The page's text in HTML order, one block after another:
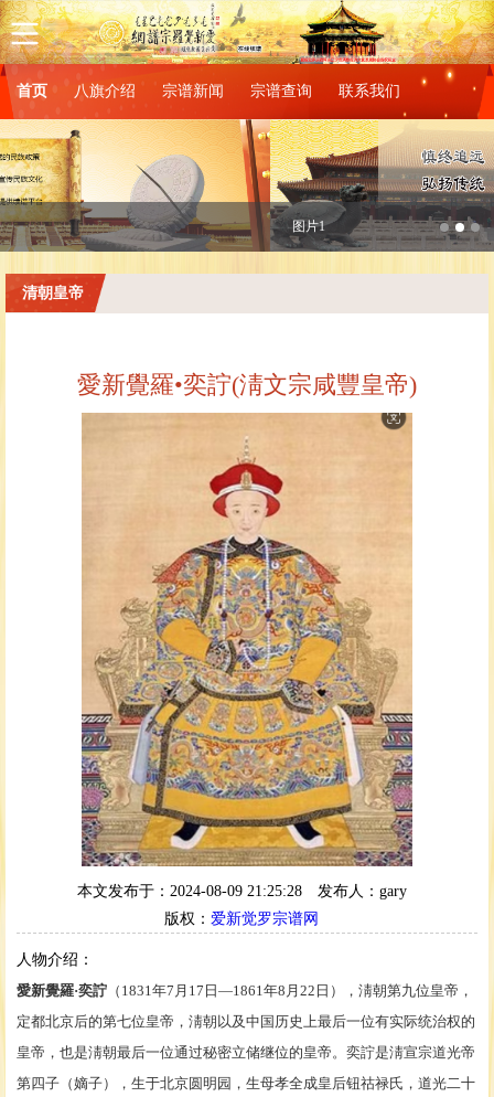
首页 八旗介绍 宗谱新闻 宗谱查询 联系我们
图片1
清朝皇帝
愛新覺羅•奕詝(淸文宗咸豐皇帝)
本文发布于：2024-08-09 21:25:28
发布人：gary
版权： 爱新觉罗宗谱网
人物介绍：
愛新覺羅·奕詝 （1831年7月17日—1861年8月22日）， 淸朝第九位皇帝，
定都北京后的第七位皇帝， 淸朝 以及中国历史上最后一位有实际统治权的
皇帝，也是淸朝最后一位通过秘密立储继位的皇帝。奕詝是淸宣宗道光帝
第四子（嫡子），生于北京圆明园 ，生母孝全成皇后钮祜禄氏，道光二十